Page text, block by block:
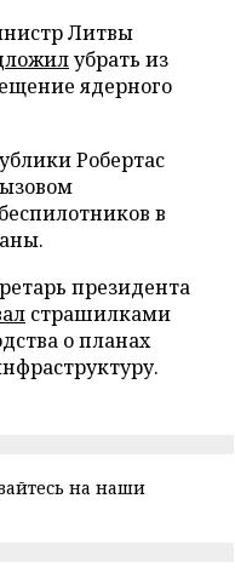
Литвы
убрать из
ядерного
Робертас
в
президента
страшилками
о планах
на наши